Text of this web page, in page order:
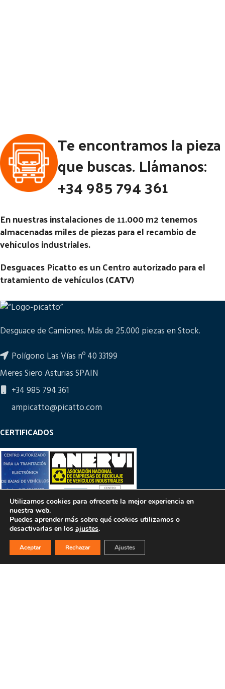
Te encontramos la pieza
que buscas. Llámanos:
+34 985 794 361
En nuestras instalaciones de 11.000 m2 tenemos
almacenadas miles de piezas para el recambio de
vehículos industriales.
Desguaces Picatto es un Centro autorizado para el
tratamiento de vehículos (CATV)
Desguace de Camiones. Más de 25.000 piezas en Stock.
Polígono Las Vías nº 40 33199
Meres Siero Asturias SPAIN
+34 985 794 361
ampicatto@picatto.com
CERTIFICADOS
PULSA PARA MÁS INFORMACIÓN
Utilizamos cookies para ofrecerte la mejor experiencia en
nuestra web.
Puedes aprender más sobre qué cookies utilizamos o
desactivarlas en los ajustes.
Aceptar Rechazar Ajustes